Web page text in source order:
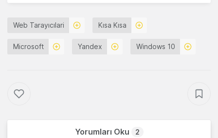
Web Tarayıcılari Kısa Kısa
Microsoft Yandex Windows 10
Yorumları Oku 2